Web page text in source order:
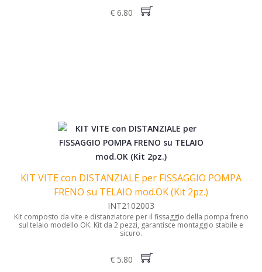
€ 6.80
KIT VITE con DISTANZIALE per FISSAGGIO POMPA
FRENO su TELAIO mod.OK (Kit 2pz.)
INT2102003
Kit composto da vite e distanziatore per il fissaggio della pompa freno
sul telaio modello OK. Kit da 2 pezzi, garantisce montaggio stabile e
sicuro.
€ 5.80